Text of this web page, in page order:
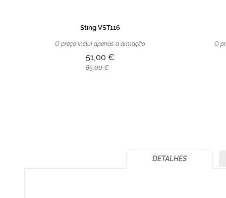
Sting VST116
O preço inclui apenas a armação
51,00 €
85,00 €
O
DETALHES